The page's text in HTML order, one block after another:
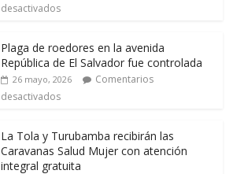
desactivados
Plaga de roedores en la avenida
República de El Salvador fue controlada
26 mayo, 2026
Comentarios
desactivados
La Tola y Turubamba recibirán las
Caravanas Salud Mujer con atención
integral gratuita